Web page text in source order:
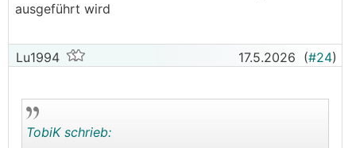
ausgeführt wird
Lu1994 17.5.2026 (#24)
TobiK schrieb: